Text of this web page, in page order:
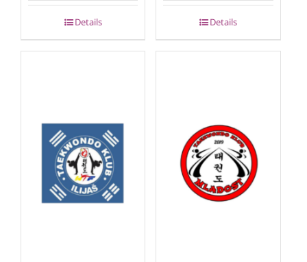
Details Details